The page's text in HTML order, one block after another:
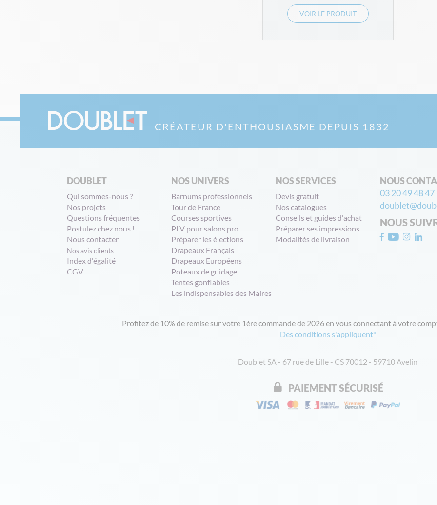
VOIR LE PRODUIT
CRÉATEUR D'ENTHOUSIASME DEPUIS 1832
DOUBLET
Qui sommes-nous ?
Nos projets
Questions fréquentes
Postulez chez nous !
Nous contacter
Nos avis clients
Index d'égalité
CGV
NOS UNIVERS
Barnums professionnels
Tour de France
Courses sportives
PLV pour salons pro
Préparer les élections
Drapeaux Français
Drapeaux Européens
Poteaux de guidage
Tentes gonflables
Les indispensables des Maires
NOS SERVICES
Devis gratuit
Nos catalogues
Conseils et guides d'achat
Préparer ses impressions
Modalités de livraison
NOUS
03 20 49 48 47
NOUS
Profitez de 10% de remise sur votre 1ère commande de 2026 en vous connectant à votre
Des conditions s'appliquent*
Doublet SA - 67 rue de Lille - CS 70012 - 59710 Avelin
PAIEMENT SÉCURISÉ